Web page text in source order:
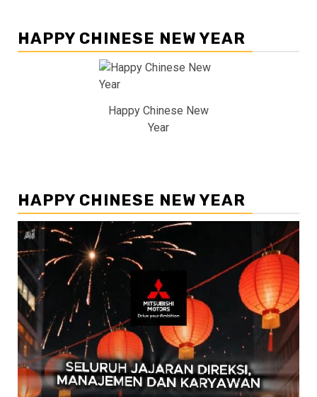
HAPPY CHINESE NEW YEAR
Happy Chinese New
Year
HAPPY CHINESE NEW YEAR